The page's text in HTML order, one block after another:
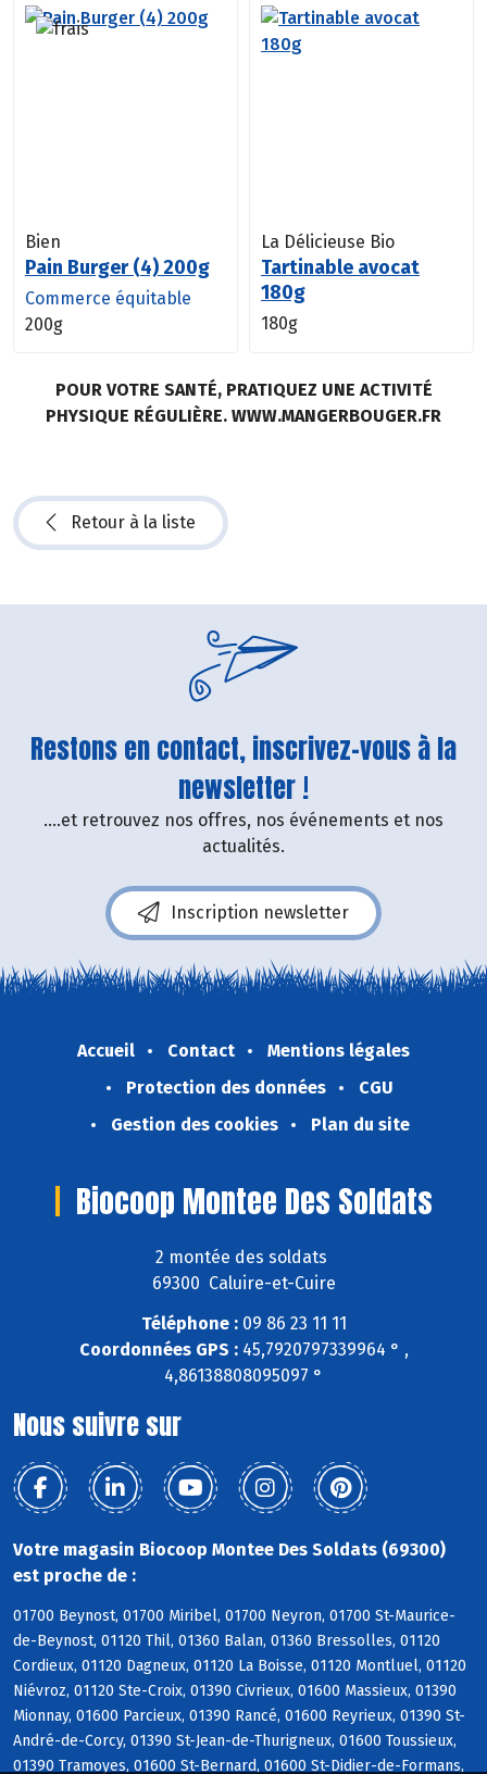
Bien
Pain Burger (4) 200g
Commerce équitable
200g
La Délicieuse Bio
Tartinable avocat
180g
180g
POUR VOTRE SANTÉ, PRATIQUEZ UNE ACTIVITÉ
PHYSIQUE RÉGULIÈRE. WWW.MANGERBOUGER.FR
Retour à la liste
Restons en contact, inscrivez-vous à la
newsletter !
....et retrouvez nos offres, nos événements et nos
actualités.
Inscription newsletter
Accueil Contact
Mentions légales
Protection des données
CGU
Gestion des cookies
Plan du site
Biocoop Montee Des Soldats
2 montée des soldats
69300 Caluire-et-Cuire
Téléphone :09 86 23 11 11
Coordonnées GPS :45,7920797339964 ° ,
4,86138808095097 °
Nous suivre sur
Votre magasin Biocoop Montee Des Soldats (69300)
est proche de :
01700 Beynost, 01700 Miribel, 01700 Neyron, 01700 St-Maurice-
de-Beynost, 01120 Thil, 01360 Balan, 01360 Bressolles, 01120
Cordieux, 01120 Dagneux, 01120 La Boisse, 01120 Montluel, 01120
Niévroz, 01120 Ste-Croix, 01390 Civrieux, 01600 Massieux, 01390
Mionnay, 01600 Parcieux, 01390 Rancé, 01600 Reyrieux, 01390 St-
André-de-Corcy, 01390 St-Jean-de-Thurigneux, 01600 Toussieux,
01390 Tramoyes, 01600 St-Bernard, 01600 St-Didier-de-Formans,